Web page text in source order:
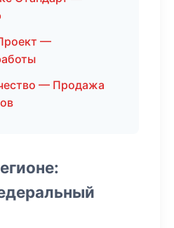
—
— Продажа